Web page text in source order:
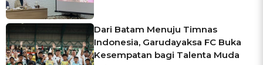
Dari Batam Menuju Timnas
Indonesia, Garudayaksa FC Buka
Kesempatan bagi Talenta Muda